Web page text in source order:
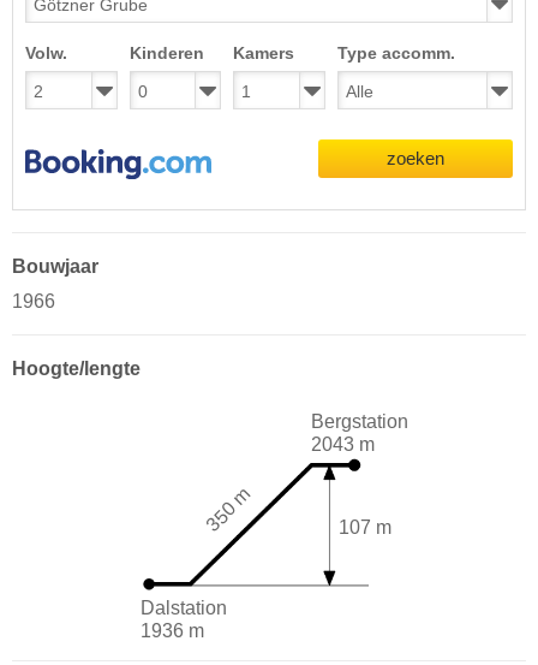
Volw. Kinderen Kamers Type accomm.
zoeken
Bouwjaar
1966
Hoogte/lengte
Dalstation
1936 m
Bergstation
2043 m
107 m
350 m